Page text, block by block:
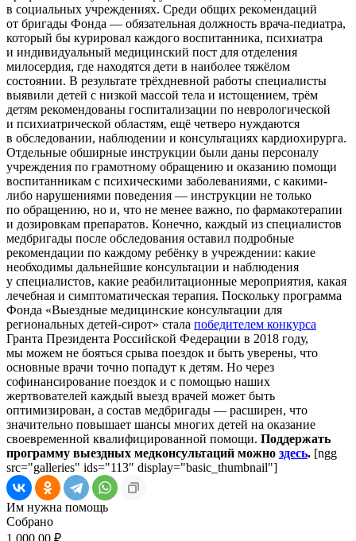
в социальных учреждениях. Среди общих рекомендаций
от бригады Фонда — обязательная должность врача-педиатра,
который бы курировал каждого воспитанника, психиатра
и индивидуальный медицинский пост для отделения
милосердия, где находятся дети в наиболее тяжёлом
состоянии. В результате трёхдневной работы специалисты
выявили детей с низкой массой тела и истощением, трём
детям рекомендованы госпитализации по неврологической
и психиатрической областям, ещё четверо нуждаются
в обследовании, наблюдении и консультациях кардиохирурга.
Отдельные обширные инструкции были даны персоналу
учреждения по грамотному обращению и оказанию помощи
воспитанникам с психическими заболеваниями, с какими-
либо нарушениями поведения — инструкции не только
по обращению, но и, что не менее важно, по фармакотерапии
и дозировкам препаратов. Конечно, каждый из специалистов
медбригады после обследования оставил подробные
рекомендации по каждому ребёнку в учреждении: какие
необходимы дальнейшие консультации и наблюдения
у специалистов, какие реабилитационные мероприятия, какая
лечебная и симптоматическая терапия. Поскольку программа
Фонда «Выездные медицинские консультации для
региональных детей-сирот» стала победителем конкурса
Гранта Президента Российской Федерации в 2018 году,
мы можем не бояться срыва поездок и быть уверены, что
основные врачи точно попадут к детям. Но через
софинансирование поездок и с помощью наших
жертвователей каждый выезд врачей может быть
оптимизирован, а состав медбригады — расширен, что
значительно повышает шансы многих детей на оказание
своевременной квалифицированной помощи. Поддержать
программу выездных медконсультаций можно здесь. [ngg
src="galleries" ids="113″ display="basic_thumbnail"]
Им нужна помощь
Собрано
1 000.00 ₽